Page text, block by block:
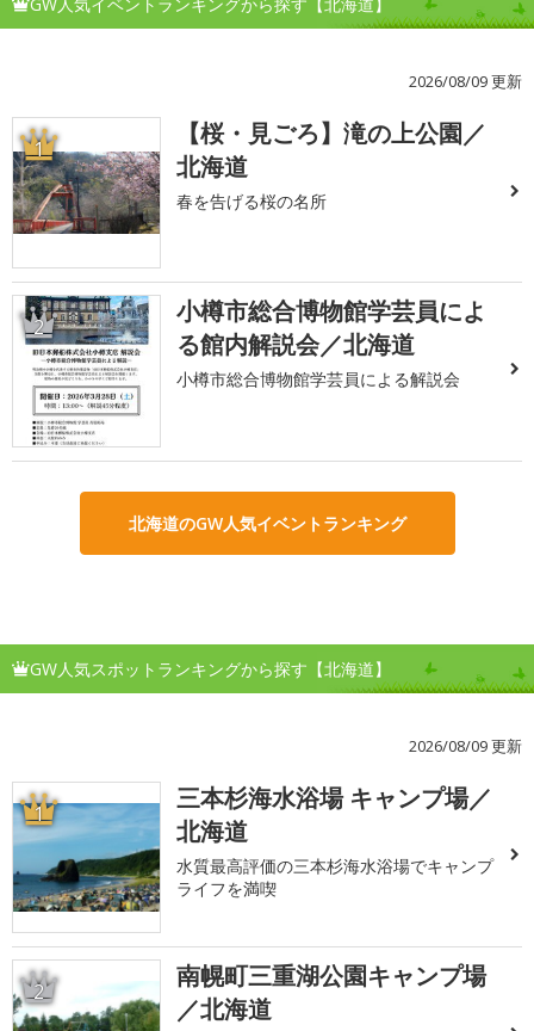
2026/08/09 更新
1
【桜・見ごろ】滝の上公園／
北海道
春を告げる桜の名所
2
小樽市総合博物館学芸員によ
る館内解説会／北海道
小樽市総合博物館学芸員による解説会
北海道のGW人気イベントランキング
GW人気スポットランキングから探す【北海道】
2026/08/09 更新
1
三本杉海水浴場 キャンプ場／
北海道
水質最高評価の三本杉海水浴場でキャンプ
ライフを満喫
2
南幌町三重湖公園キャンプ場
／北海道